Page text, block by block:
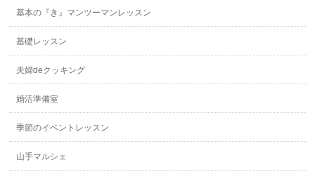
基本の『き』マンツーマンレッスン
基礎レッスン
夫婦deクッキング
婚活準備室
季節のイベントレッスン
山手マルシェ